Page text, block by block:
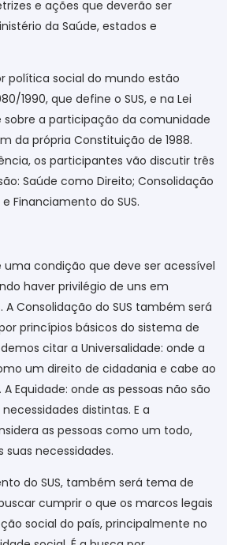
e ações que deverão ser
da Saúde, estados e
política social do mundo estão
1990, que define o SUS, e na Lei
sobre a participação da comunidade
da própria Constituição de 1988.
os participantes vão discutir três
Saúde como Direito; Consolidação
Financiamento do SUS.
uma condição que deve ser acessível
haver privilégio de uns em
Consolidação do SUS também será
princípios básicos do sistema de
citar a Universalidade: onde a
um direito de cidadania e cabe ao
Equidade: onde as pessoas não são
distintas. E a
as pessoas como um todo,
necessidades.
do SUS, também será tema de
cumprir o que os marcos legais
social do país, principalmente no